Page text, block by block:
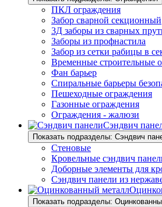
ПКЛ ограждения
Забор сварной секционный
3Д заборы из сварных
Заборы из профнастила
Забор из сетки рабицы в
Временные строительные
Фан барьер
Спиральные барьеры
Пешеходные ограждения
Газонные ограждения
Ограждения - жалюзи
Сэндвич
Показать подразделы: Сэндвич
Стеновые
Кровельные сэндвич
Доборные элементы для
Сэндвич панели из
Показать подразделы: